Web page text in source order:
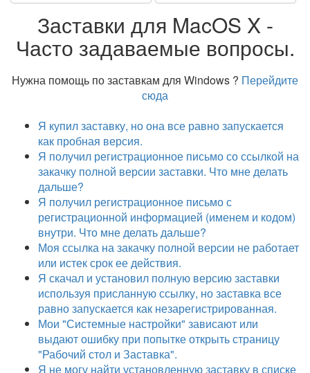
Заставки для MacOS X -
Часто задаваемые вопросы.
Нужна помощь по заставкам для Windows ? Перейдите
сюда
Я купил заставку, но она все равно запускается
как пробная версия.
Я получил регистрационное письмо со ссылкой на
закачку полной версии заставки. Что мне делать
дальше?
Я получил регистрационное письмо с
регистрационной информацией (именем и кодом)
внутри. Что мне делать дальше?
Моя ссылка на закачку полной версии не работает
или истек срок ее действия.
Я скачал и установил полную версию заставки
используя присланную ссылку, но заставка все
равно запускается как незарегистрированная.
Мои "Системные настройки" зависают или
выдают ошибку при попытке открыть страницу
"Рабочий стол и Заставка".
Я не могу найти установленную заставку в списке